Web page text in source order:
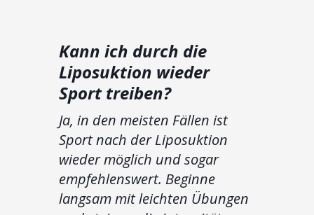
Kann ich durch die
Liposuktion wieder
Sport treiben?
Ja, in den meisten Fällen ist
Sport nach der Liposuktion
wieder möglich und sogar
empfehlenswert. Beginne
langsam mit leichten Übungen